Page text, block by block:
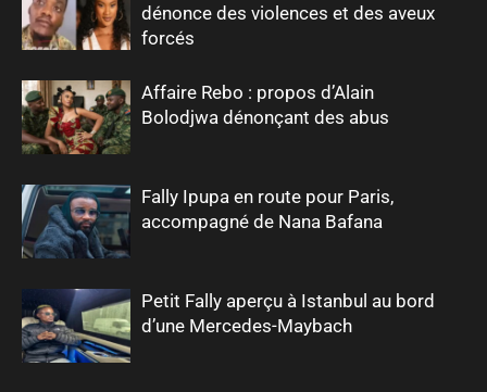
dénonce des violences et des aveux
forcés
Affaire Rebo : propos d’Alain
Bolodjwa dénonçant des abus
Fally Ipupa en route pour Paris,
accompagné de Nana Bafana
Petit Fally aperçu à Istanbul au bord
d’une Mercedes-Maybach